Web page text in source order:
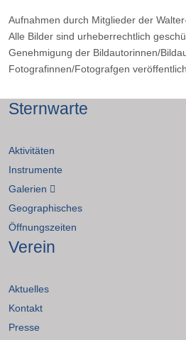
Aufnahmen durch Mitglieder der
Alle Bilder sind urheberrechtlich
Genehmigung der Bildautorinnen/
Fotografinnen/Fotografgen
Sternwarte
Aktivitäten
Instrumente
Galerien
Geographisches
Öffnungszeiten
Verein
Aktuelles
Kontakt
Presse